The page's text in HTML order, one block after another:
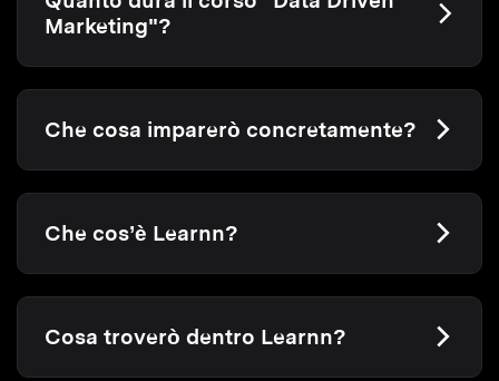
Marketing"?
Che cosa imparerò concretamente?
Che cos’è Learnn?
Cosa troverò dentro Learnn?